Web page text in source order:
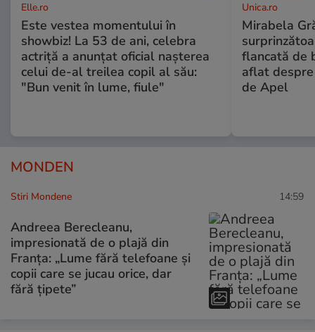
Elle.ro
Este vestea momentului în
showbiz! La 53 de ani, celebra
actriță a anunțat oficial nașterea
celui de-al treilea copil al său:
"Bun venit în lume, fiule"
Unica.ro
Mirabela
flancată de
aflat
de Apel
MONDEN
Stiri Mondene 14:59
Andreea Berecleanu,
impresionată de o plajă din
Franța: „Lume fără telefoane și
copii care se jucau orice, dar
fără țipete”